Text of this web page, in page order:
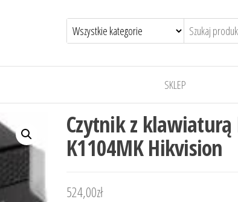
SKLEP
Czytnik z klawiaturą
K1104MK Hikvision
524,00zł